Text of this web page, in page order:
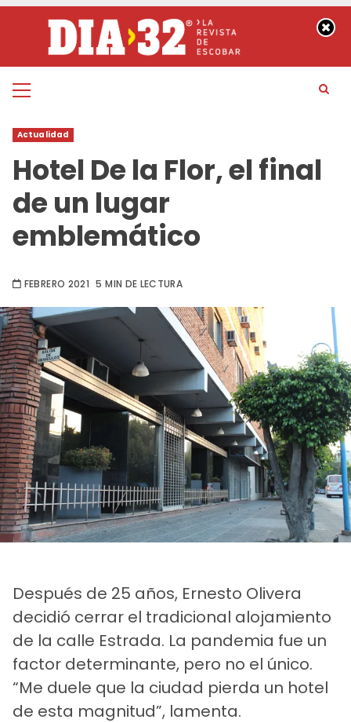
contenido
Menú
Actualidad
Hotel De la Flor, el final
de un lugar
emblemático
FEBRERO 2021 5 MIN DE LECTURA
Después de 25 años, Ernesto Olivera
decidió cerrar el tradicional alojamiento
de la calle Estrada. La pandemia fue un
factor determinante, pero no el único.
“Me duele que la ciudad pierda un hotel
de esta magnitud”, lamenta.